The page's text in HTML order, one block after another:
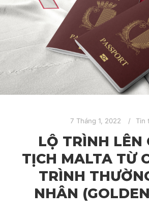
7 Tháng 1, 2022 Tin
LỘ TRÌNH LÊN
TỊCH MALTA TỪ
TRÌNH
NHÂN